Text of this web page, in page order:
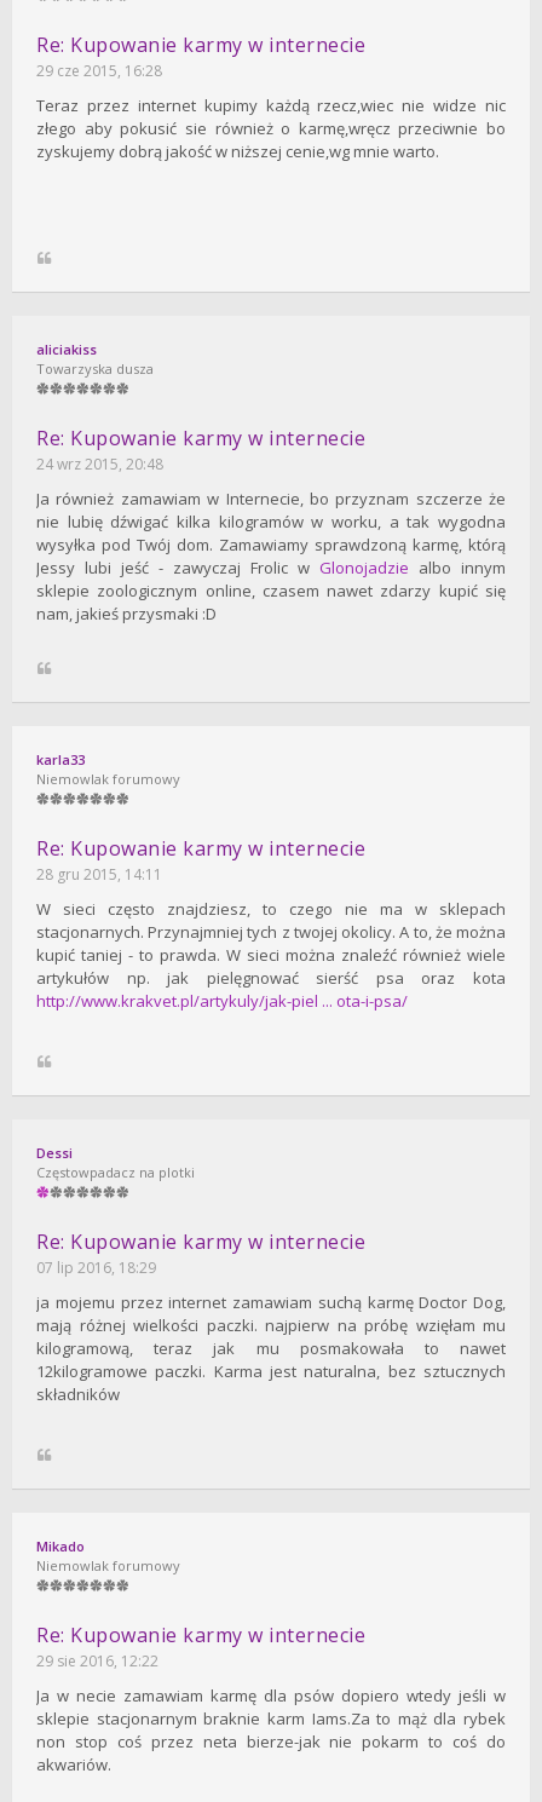
Re: Kupowanie karmy w internecie
29 cze 2015, 16:28
Teraz przez internet kupimy każdą rzecz,wiec nie widze nic
złego aby pokusić sie również o karmę,wręcz przeciwnie bo
zyskujemy dobrą jakość w niższej cenie,wg mnie warto.
aliciakiss
Towarzyska dusza
Re: Kupowanie karmy w internecie
24 wrz 2015, 20:48
Ja również zamawiam w Internecie, bo przyznam szczerze że
nie lubię dźwigać kilka kilogramów w worku, a tak wygodna
wysyłka pod Twój dom. Zamawiamy sprawdzoną karmę, którą
Jessy lubi jeść - zawyczaj Frolic w Glonojadzie albo innym
sklepie zoologicznym online, czasem nawet zdarzy kupić się
nam, jakieś przysmaki :D
karla33
Niemowlak forumowy
Re: Kupowanie karmy w internecie
28 gru 2015, 14:11
W sieci często znajdziesz, to czego nie ma w sklepach
stacjonarnych. Przynajmniej tych z twojej okolicy. A to, że można
kupić taniej - to prawda. W sieci można znaleźć również wiele
artykułów np. jak pielęgnować sierść psa oraz kota
http://www.krakvet.pl/artykuly/jak-piel ... ota-i-psa/
Dessi
Częstowpadacz na plotki
Re: Kupowanie karmy w internecie
07 lip 2016, 18:29
ja mojemu przez internet zamawiam suchą karmę Doctor Dog,
mają różnej wielkości paczki. najpierw na próbę wzięłam mu
kilogramową, teraz jak mu posmakowała to nawet
12kilogramowe paczki. Karma jest naturalna, bez sztucznych
składników
Mikado
Niemowlak forumowy
Re: Kupowanie karmy w internecie
29 sie 2016, 12:22
Ja w necie zamawiam karmę dla psów dopiero wtedy jeśli w
sklepie stacjonarnym braknie karm Iams.Za to mąż dla rybek
non stop coś przez neta bierze-jak nie pokarm to coś do
akwariów.